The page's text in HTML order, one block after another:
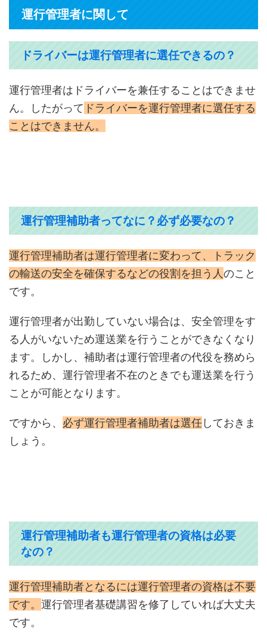
運行管理者に関して
ドライバーは運行管理者に選任できるの？
運行管理者はドライバーを兼任することはできませ
ん。したがって ドライバーを運行管理者に選任する
ことはできません。
運行管理補助者ってなに？必ず必要なの？
運行管理補助者は運行管理者に変わって、トラック
の輸送の安全を確保するなどの役割を担う人のこと
です。
運行管理者が出勤していない場合は、安全管理をす
る人がいないため運送業を行うことができなくなり
ます。しかし、補助者は運行管理者の代役を務めら
れるため、運行管理者不在のときでも運送業を行う
ことが可能となります。
ですから、 必ず運行管理者補助者は選任しておきま
しょう。
運行管理補助者も運行管理者の資格は必要
なの？
運行管理補助者となるには運行管理者の資格は不要
です。 運行管理者基礎講習を修了していれば大丈夫
です。